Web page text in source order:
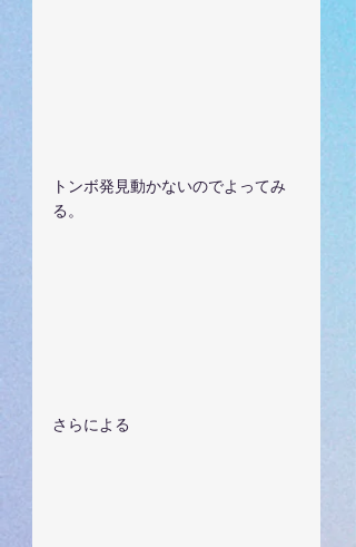
トンボ発見動かないのでよってみ
る。
さらによる